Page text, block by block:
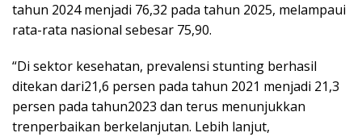
tahun 2024 menjadi 76,32 pada tahun 2025, melampaui
rata-rata nasional sebesar 75,90.
“Di sektor kesehatan, prevalensi stunting berhasil
ditekan dari21,6 persen pada tahun 2021 menjadi 21,3
persen pada tahun2023 dan terus menunjukkan
trenperbaikan berkelanjutan. Lebih lanjut,